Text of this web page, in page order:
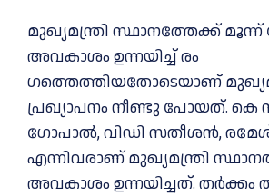
മുഖ്യമന്ത്രി സ്ഥാനത്തേക്ക്
അവകാശം ഉന്നയിച്ച് രം​
ഗത്തെത്തിയതോടെയാണ്
പ്രഖ്യാപനം നീണ്ടു പോയത്.
ഗോപാൽ, വിഡി സതീശൻ,
എന്നിവരാണ് മുഖ്യമന്ത്രി
അവകാശം ഉന്നയിച്ചത്. തര്‍ക്കം